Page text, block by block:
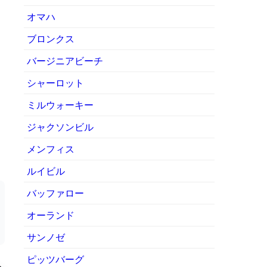
オマハ
ブロンクス
バージニアビーチ
シャーロット
ミルウォーキー
ジャクソンビル
メンフィス
ルイビル
バッファロー
オーランド
サンノゼ
ピッツバーグ